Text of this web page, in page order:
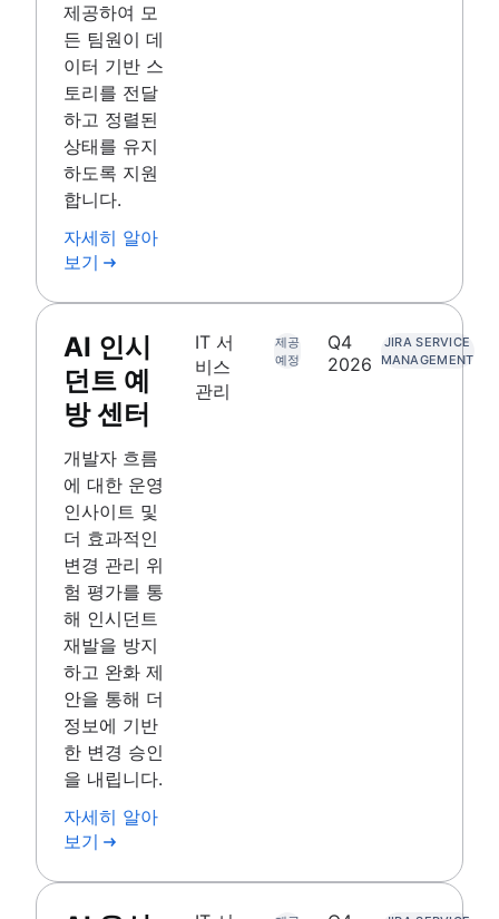
제공하여 모
든 팀원이 데
이터 기반 스
토리를 전달
하고 정렬된
상태를 유지
하도록 지원
합니다.
자세히 알아
보기
AI 인시
던트 예
방 센터
개발자 흐름
에 대한 운영
인사이트 및
더 효과적인
변경 관리 위
험 평가를 통
해 인시던트
재발을 방지
하고 완화 제
안을 통해 더
정보에 기반
한 변경 승인
을 내립니다.
자세히 알아
보기
IT 서
비스
관리
제공
예정
Q4
2026
JIRA SERVICE
MANAGEMENT